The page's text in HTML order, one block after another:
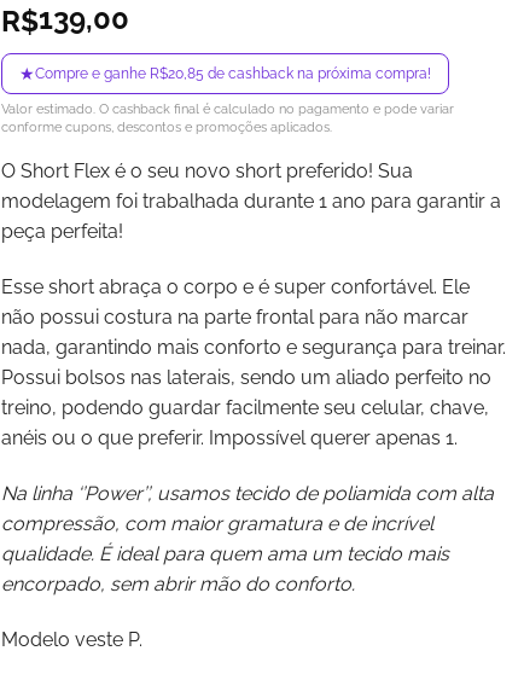
R$139,00
★Compre e ganhe R$20,85 de cashback na próxima compra!
Valor estimado. O cashback final é calculado no pagamento e pode variar
conforme cupons, descontos e promoções aplicados.
O Short Flex é o seu novo short preferido! Sua
modelagem foi trabalhada durante 1 ano para garantir a
peça perfeita!
Esse short abraça o corpo e é super confortável. Ele
não possui costura na parte frontal para não marcar
nada, garantindo mais conforto e segurança para treinar.
Possui bolsos nas laterais, sendo um aliado perfeito no
treino, podendo guardar facilmente seu celular, chave,
anéis ou o que preferir. Impossível querer apenas 1.
Na linha ‘’Power’’, usamos tecido de poliamida com alta
compressão, com maior gramatura e de incrível
qualidade. É ideal para quem ama um tecido mais
encorpado, sem abrir mão do conforto.
Modelo veste P.